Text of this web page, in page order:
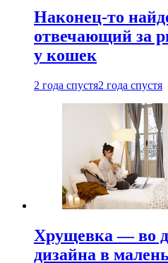
Наконец-то
отвечающий за
у кошек
2 года спустя2 года спустя
Хрущевка — во
дизайна в